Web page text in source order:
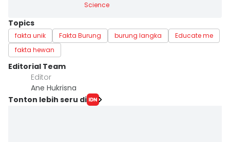
Science
Topics
fakta unik Fakta Burung burung langka
Educate me
fakta hewan
Editorial Team
Editor
Ane Hukrisna
Tonton lebih seru di